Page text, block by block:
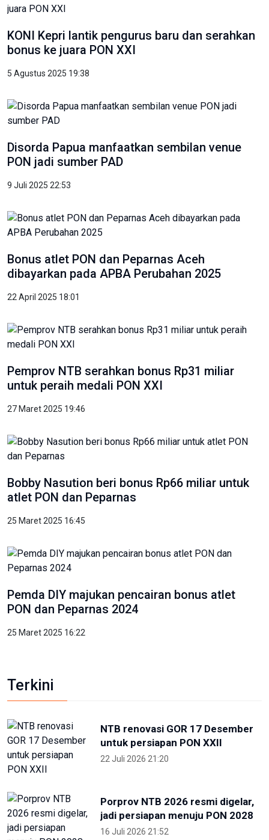
KONI Kepri lantik pengurus baru dan serahkan
bonus ke juara PON XXI
5 Agustus 2025 19:38
Disorda Papua manfaatkan sembilan venue
PON jadi sumber PAD
9 Juli 2025 22:53
Bonus atlet PON dan Peparnas Aceh
dibayarkan pada APBA Perubahan 2025
22 April 2025 18:01
Pemprov NTB serahkan bonus Rp31 miliar
untuk peraih medali PON XXI
27 Maret 2025 19:46
Bobby Nasution beri bonus Rp66 miliar untuk
atlet PON dan Peparnas
25 Maret 2025 16:45
Pemda DIY majukan pencairan bonus atlet
PON dan Peparnas 2024
25 Maret 2025 16:22
Terkini
NTB renovasi GOR 17 Desember
untuk persiapan PON XXII
22 Juli 2026 21:20
Porprov NTB 2026 resmi digelar,
jadi persiapan menuju PON 2028
16 Juli 2026 21:52